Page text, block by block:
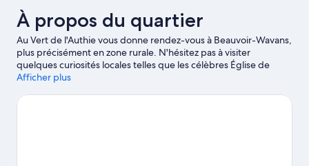
À propos du quartier
Au Vert de l'Authie vous donne rendez-vous à Beauvoir-Wavans,
plus précisément en zone rurale. N'hésitez pas à visiter
quelques curiosités locales telles que les célèbres Église de
Saint Sépulcre et Abbaye de Belval, à moins que vous ne
sportif Aquatic & Bowling Center et Cité souterraine de Naours.
Afficher plus